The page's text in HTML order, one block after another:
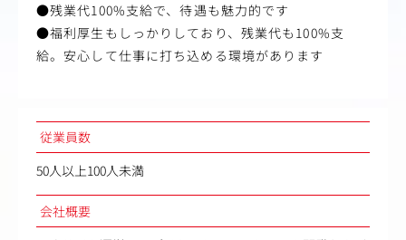
●残業代100%支給で、待遇も魅力的です
●福利厚生もしっかりしており、残業代も100%支
給。安心して仕事に打ち込める環境があります
従業員数
50人以上100人未満
会社概要